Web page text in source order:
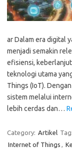
ar Dalam era digital
menjadi semakin
efisiensi,
teknologi utama
Things (IoT).
sistem melalui
lebih cerdas dan…
Category: Artikel Tag:
Internet of Things ,